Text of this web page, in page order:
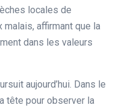
locales de
affirmant que la
dans les valeurs
aujourd’hui. Dans le
tête pour observer la